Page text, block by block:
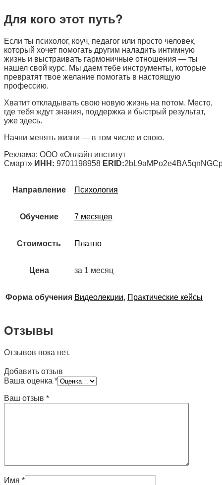
Для кого этот путь?
Если ты психолог, коуч, педагог или просто человек,
который хочет помогать другим наладить интимную
жизнь и выстраивать гармоничные отношения — ты
нашел свой курс. Мы даем тебе инструменты, которые
превратят твое желание помогать в настоящую
профессию.
Хватит откладывать свою новую жизнь на потом. Место,
где тебя ждут знания, поддержка и быстрый результат,
уже здесь.
Начни менять жизни — в том числе и свою.
Реклама: ООО «Онлайн институт
Смарт» ИНН: 9701198958 ERID:
Направление Психология
Обучение 7 месяцев
Стоимость Платно
Цена за 1 месяц
Форма обучения Видеолекции, Практические кейсы
Отзывы
Отзывов пока нет.
Добавить отзыв
Ваша оценка *
Ваш отзыв *
Имя *